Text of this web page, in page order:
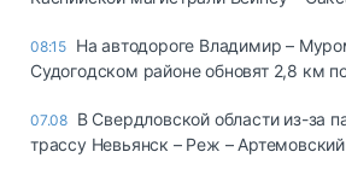
08:15 На автодороге Владимир –
Судогодском районе обновят 2,8 км
07.08 В Свердловской области из-за
трассу Невьянск – Реж –